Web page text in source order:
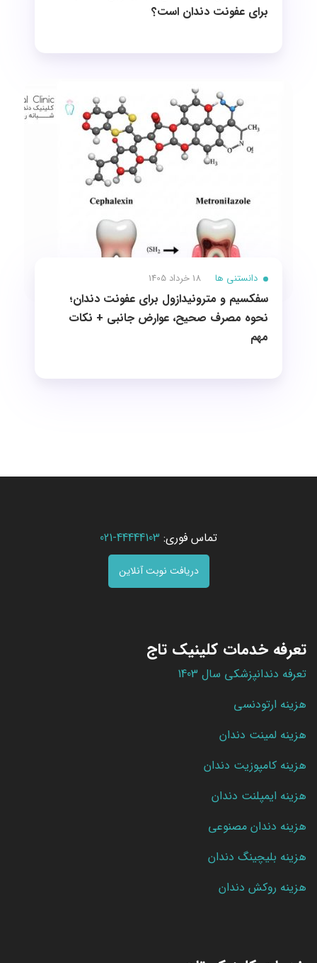
برای عفونت دندان است؟
دانستنی ها 18 خرداد 1405
سفکسیم و مترونیدازول برای عفونت دندان؛
نحوه مصرف صحیح، عوارض جانبی + نکات
مهم
تماس فوری: 44444103-021
دریافت نوبت آنلاین
تعرفه خدمات کلینیک تاج
تعرفه دندانپزشکی سال 1403
هزینه ارتودنسی
هزینه لمینت دندان
هزینه کامپوزیت دندان
هزینه ایمپلنت دندان
هزینه دندان مصنوعی
هزینه بلیچینگ دندان
هزینه روکش دندان